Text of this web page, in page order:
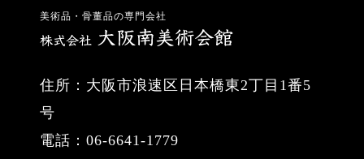
美術品・骨董品の専門会社
住所：大阪市浪速区日本橋東2丁目1番5
号
電話：06-6641-1779